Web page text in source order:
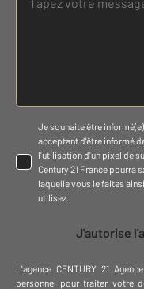
Je souhaite être
acceptant d'être informé
l'utilisation d'un pixel de
Century 21 France pourra
laquelle vous le faites
utilisez.
J'autorise
L'agence CENTURY 21
personnel pour traiter votre